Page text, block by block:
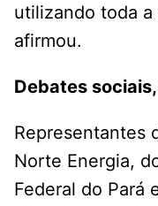
utilizando toda a
afirmou.
Debates
Representantes
Norte Energia,
Federal do Pará